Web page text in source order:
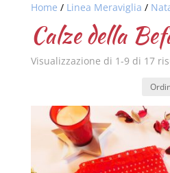
Home / Linea Meraviglia /
Calze della
Visualizzazione di 1-9 di 17